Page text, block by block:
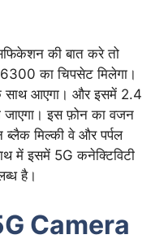
की बात करे तो
का चिपसेट मिलेगा।
आएगा। और इसमें 2.4
जाएगा। इस फ़ोन का वजन
मिल्की वे और पर्पल
में इसमें 5G कनेक्टिविटी
है।
Camera